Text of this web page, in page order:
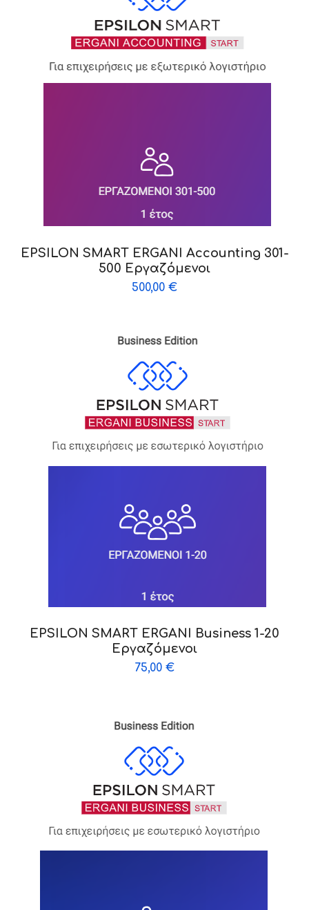
EPSILON SMART ERGANI Accounting 301-
500 Εργαζόμενοι
500,00 €
EPSILON SMART ERGANI Business 1-20
Εργαζόμενοι
75,00 €